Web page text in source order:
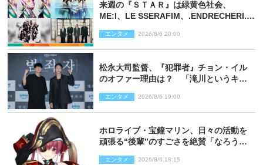
来週の『ＳＴＡＲ』は緑黄色社会、
ME:I、LE SSERAFIM、.ENDRECHERI.が
エンタメ 2026/8/6 20:00
松永大司監督、『犯罪者』チョン・イル
のオファー理由は？ 「滝川というキャ
かった」
エンタメ 2026/8/6 19:00
ホロライブ・宝鐘マリン、日々の活動を
頑張る“後輩”のすごさを絶賛「なろう系
エンタメ 2026/8/6 18:15